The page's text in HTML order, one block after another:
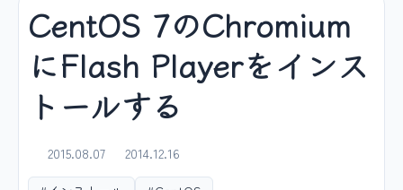
CentOS 7のChromium
にFlash Playerをインス
トールする
2015.08.07
2014.12.16